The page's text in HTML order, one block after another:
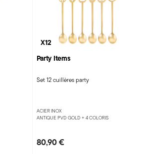
X12
Party Items
Set 12 cuillères party
ACIER INOX
ANTIQUE PVD GOLD + 4 COLORIS
80,90 €